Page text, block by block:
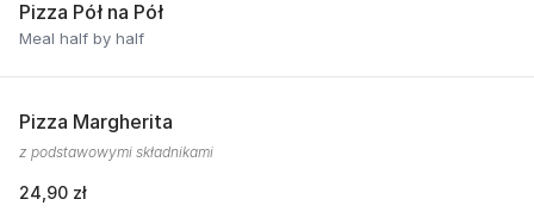
Pizza Pół na Pół
Meal half by half
Pizza Margherita
z podstawowymi składnikami
24,90 zł